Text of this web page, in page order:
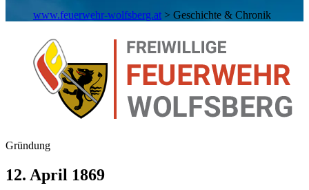
www.feuerwehr-wolfsberg.at > Geschichte & Chronik
Gründung
12. April 1869